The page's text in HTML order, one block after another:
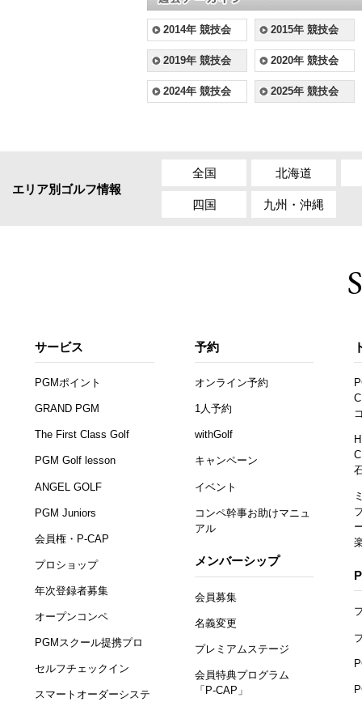
2014年 競技会 2015年 競技会
2019年 競技会 2020年 競技会
2024年 競技会 2025年 競技会
エリア別ゴルフ情報
全国 北海道
四国 九州・沖縄
サービス
PGMポイント
GRAND PGM
The First Class Golf
PGM Golf lesson
ANGEL GOLF
PGM Juniors
会員権・P-CAP
プロショップ
年次登録者募集
オープンコンペ
PGMスクール提携プロ
セルフチェックイン
スマートオーダーシステ
予約
オンライン予約
1人予約
withGolf
キャンペーン
イベント
コンペ幹事お助けマニュ
アル
メンバーシップ
会員募集
名義変更
プレミアムステージ
会員特典プログラム
「P-CAP」